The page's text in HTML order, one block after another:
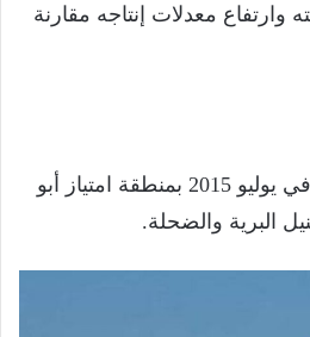
وارتفاع معدلات إنتاجه مقارنة
تم الإعلان عن اكتشافه في يوليو 2015 بمنطقة امتياز أبو
البرية والضحلة.